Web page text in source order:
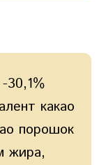
30,1%
какао
порошок
жира,